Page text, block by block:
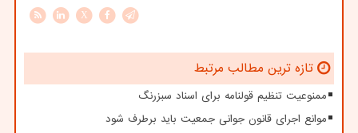
X
تازه ترین مطالب مرتبط
ممنوعیت تنظیم قولنامه برای اسناد سبزرنگ
موانع اجرای قانون جوانی جمعیت باید برطرف شود